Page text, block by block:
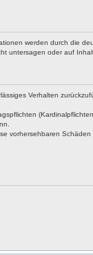
werden durch die
untersagen oder auf
Verhalten
vorhersehbaren